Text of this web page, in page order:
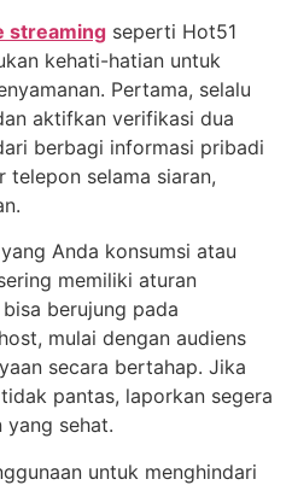
streaming seperti Hot51
kehati-hatian untuk
Pertama, selalu
aktifkan verifikasi dua
berbagi informasi pribadi
selama siaran,
Anda konsumsi atau
memiliki aturan
berujung pada
mulai dengan audiens
secara bertahap. Jika
pantas, laporkan segera
yang sehat.
untuk menghindari